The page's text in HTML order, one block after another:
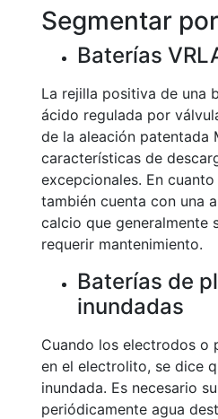
Segmentar
Baterías
La rejilla positiva de una
ácido regulada por
de la aleación patentada
características de
excepcionales. En
también cuenta con una
calcio que generalmente
requerir mantenimiento.
Baterías de
inundadas
Cuando los electrodos o
en el electrolito, se dice
inundada. Es necesario
periódicamente agua